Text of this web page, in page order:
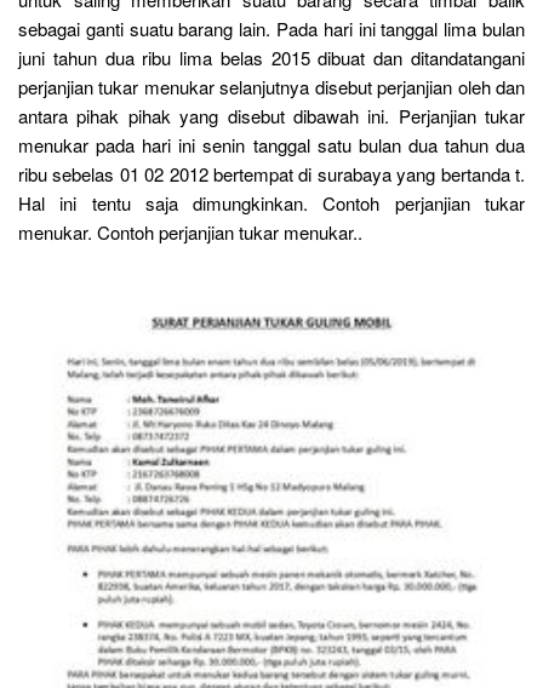
sebagai ganti suatu barang lain. Pada hari ini tanggal lima bulan
juni tahun dua ribu lima belas 2015 dibuat dan ditandatangani
perjanjian tukar menukar selanjutnya disebut perjanjian oleh dan
antara pihak pihak yang disebut dibawah ini. Perjanjian tukar
menukar pada hari ini senin tanggal satu bulan dua tahun dua
ribu sebelas 01 02 2012 bertempat di surabaya yang bertanda t.
Hal ini tentu saja dimungkinkan. Contoh perjanjian tukar
menukar. Contoh perjanjian tukar menukar..